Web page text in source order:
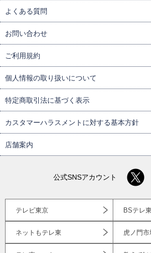
よくある質問
お問い合わせ
ご利用規約
個人情報の取り扱いについて
特定商取引法に基づく表示
カスタマーハラスメントに対する基本方針
店舗案内
公式SNSアカウント
テレビ東京 BSテレ東
ネットもテレ東 虎ノ門市